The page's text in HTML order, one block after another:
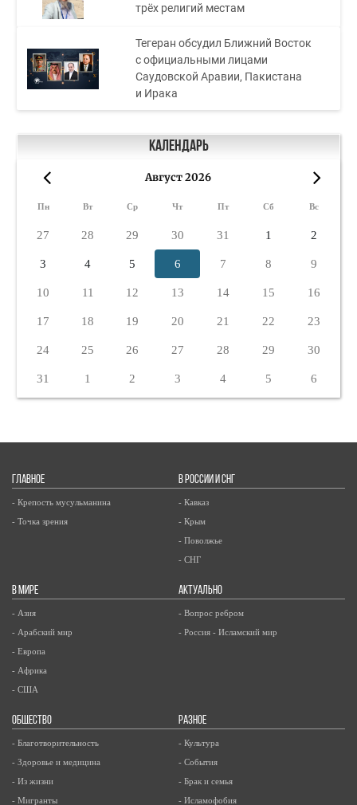
трёх религий местам
Тегеран обсудил Ближний Восток
с официальными лицами
Саудовской Аравии, Пакистана
и Ирака
Календарь
Август 2026
Пн Вт Ср Чт Пт Сб Вс
27 28 29 30 31 1 2
3 4 5 6 7 8 9
10 11 12 13 14 15 16
17 18 19 20 21 22 23
24 25 26 27 28 29 30
31 1 2 3 4 5 6
ГЛАВНОЕ
- Крепость мусульманина
- Точка зрения
В РОССИИ И СНГ
- Кавказ
- Крым
- Поволжье
- СНГ
В МИРЕ
- Азия
- Арабский мир
- Европа
- Африка
- США
АКТУАЛЬНО
- Вопрос ребром
- Россия - Исламский мир
ОБЩЕСТВО
- Благотворительность
- Здоровье и медицина
- Из жизни
- Мигранты
РАЗНОЕ
- Культура
- События
- Брак и семья
- Исламофобия